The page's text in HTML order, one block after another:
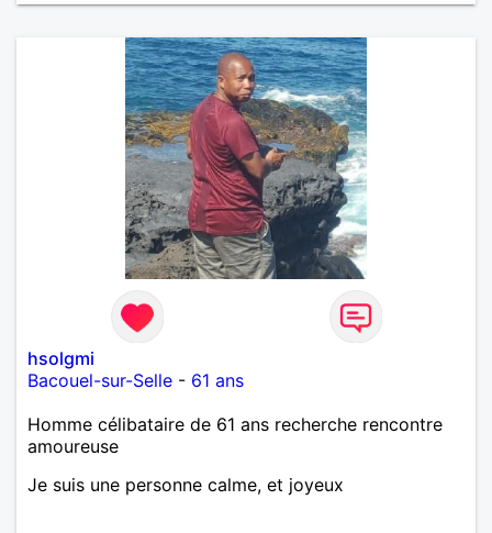
hsolgmi
Bacouel-sur-Selle - 61 ans
Homme célibataire de 61 ans recherche rencontre
amoureuse
Je suis une personne calme, et joyeux